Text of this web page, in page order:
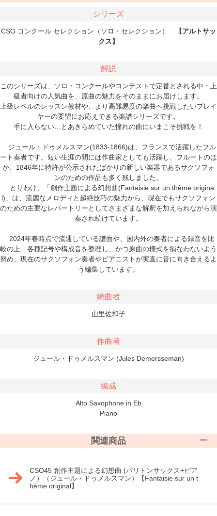
シリーズ
CSO コンクール セレクション（ソロ・セレクション）
【アルトサッ
クス】
解説
このシリーズは、ソロ・コンクールやコンテストで定番とされる中・上
級者向けの人気曲を、原曲の魅力をそのままにお届けします。
上級レベルのレッスン教材や、より高難易度の楽曲へ挑戦したいプレイ
ヤーの要望にお応えできる楽譜シリーズです。
手に入らない…とあきらめていた憧れの曲にいまこそ挑戦を！
ジュール・ドゥメルスマン(1833-1866)は、フランスで活躍したフル
ート奏者です。短い生涯の間には作曲家としても活躍し、フルートのほ
か、1846年に特許が公示されたばかりの新しい楽器であるサクソフォ
ンのための作品も多く残しました。
とりわけ、「創作主題による幻想曲(Fantaisie sur un thème origina
l)」は、流麗なメロディと超絶技巧の魅力から、現在でもサクソフォン
のための主要なレパートリーとしてさまざまな解釈を加えられながら演
奏され続けています。
2024年春時点で流通している譜面や、国内外の奏者による録音を比
較の上、各種記号や構成音を整理し、かつ原曲の様式を損なわないよう
努め、現在のサクソフォン奏者やピアニストが実直に音に向き合えるよ
う編集しています。
編曲者
山里佐和子
作曲者
ジュール・ドゥメルスマン (Jules Demersseman)
編成
Alto Saxophone in Eb
Piano
関連商品
CSO45 創作主題による幻想曲 (バリトンサックス+ピア
ノ）（ジュール・ドゥメルスマン）【Fantaisie sur un t
hème original】